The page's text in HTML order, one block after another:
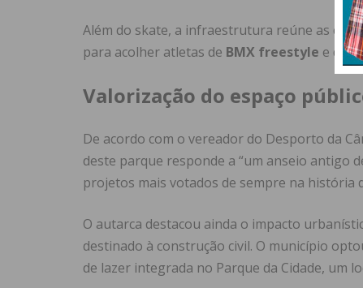
Além do skate, a infraestrutura reúne as
para acolher atletas de BMX freestyle e de
Valorização do espaço
De acordo com o vereador do Desporto da
deste parque responde a “um anseio antigo
projetos mais votados de sempre na história
O autarca destacou ainda o impacto
destinado à construção civil. O município
de lazer integrada no Parque da Cidade, um